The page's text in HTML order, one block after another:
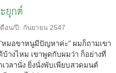
ยุกต์
ดือน/ปี: กันยายน 2547
มอขาหนูมีปัญหาค่ะ" ผมก็ถามเขา
างไหม เขาพูดกับผมว่า ก็อย่างที่
ลานั่ง ยิ่งนั่งพับเพียบสวดมนต์